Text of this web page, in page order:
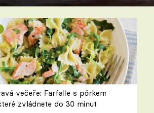
večeře: Farfalle s pórkem
zvládnete do 30 minut